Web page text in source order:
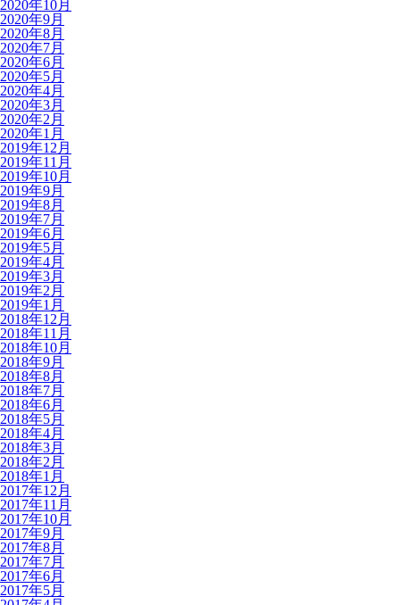
2020年10月
2020年9月
2020年8月
2020年7月
2020年6月
2020年5月
2020年4月
2020年3月
2020年2月
2020年1月
2019年12月
2019年11月
2019年10月
2019年9月
2019年8月
2019年7月
2019年6月
2019年5月
2019年4月
2019年3月
2019年2月
2019年1月
2018年12月
2018年11月
2018年10月
2018年9月
2018年8月
2018年7月
2018年6月
2018年5月
2018年4月
2018年3月
2018年2月
2018年1月
2017年12月
2017年11月
2017年10月
2017年9月
2017年8月
2017年7月
2017年6月
2017年5月